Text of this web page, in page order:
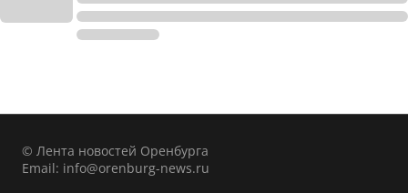
© Лента новостей Оренбурга
Email: info@orenburg-news.ru